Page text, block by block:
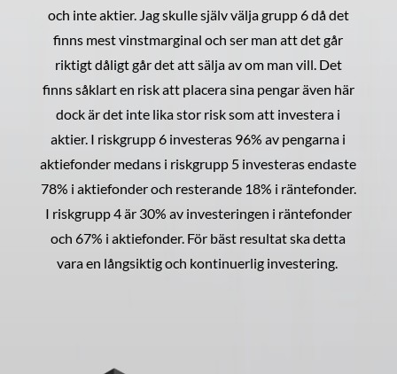
och inte aktier. Jag skulle själv välja grupp 6 då det
finns mest vinstmarginal och ser man att det går
riktigt dåligt går det att sälja av om man vill. Det
finns såklart en risk att placera sina pengar även här
dock är det inte lika stor risk som att investera i
aktier. I riskgrupp 6 investeras 96% av pengarna i
aktiefonder medans i riskgrupp 5 investeras endaste
78% i aktiefonder och resterande 18% i räntefonder.
I riskgrupp 4 är 30% av investeringen i räntefonder
och 67% i aktiefonder. För bäst resultat ska detta
vara en långsiktig och kontinuerlig investering.